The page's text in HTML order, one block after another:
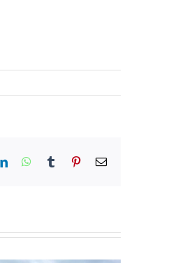
LinkedInWhatsApp
Tumblr Pinterest
電